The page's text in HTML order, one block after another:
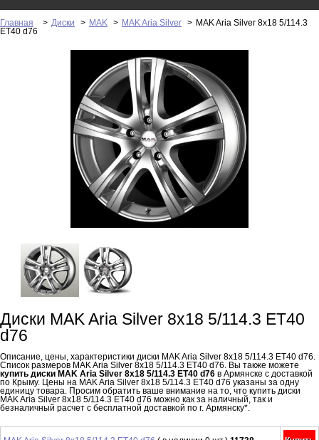
Главная > Диски > MAK > MAK Aria Silver > MAK Aria Silver 8x18 5/114.3
ET40 d76
Диски MAK Aria Silver 8x18 5/114.3 ET40
d76
Описание, цены, характеристики диски MAK Aria Silver 8x18 5/114.3 ET40 d76.
Список размеров MAK Aria Silver 8x18 5/114.3 ET40 d76. Вы также можете
купить диски MAK Aria Silver 8x18 5/114.3 ET40 d76 в Армянске с доставкой
по Крыму. Цены на MAK Aria Silver 8x18 5/114.3 ET40 d76 указаны за одну
единицу товара. Просим обратить ваше внимание на то, что купить диски
MAK Aria Silver 8x18 5/114.3 ET40 d76 можно как за наличный, так и
безналичный расчет с бесплатной доставкой по г. Армянску*.